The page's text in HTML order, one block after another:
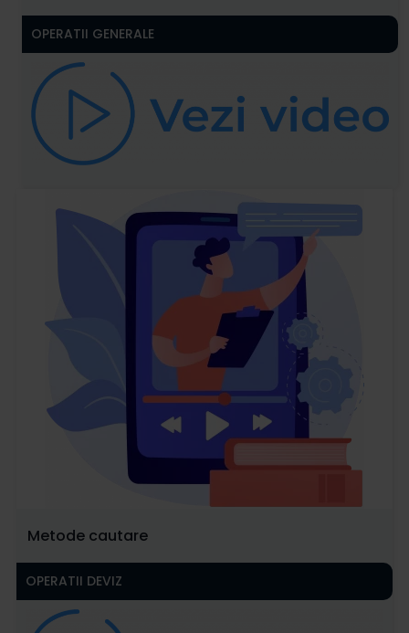
OPERATII GENERALE
Metode cautare
OPERATII DEVIZ